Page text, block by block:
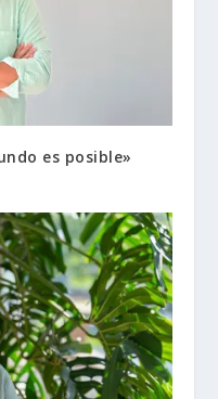
es posible»